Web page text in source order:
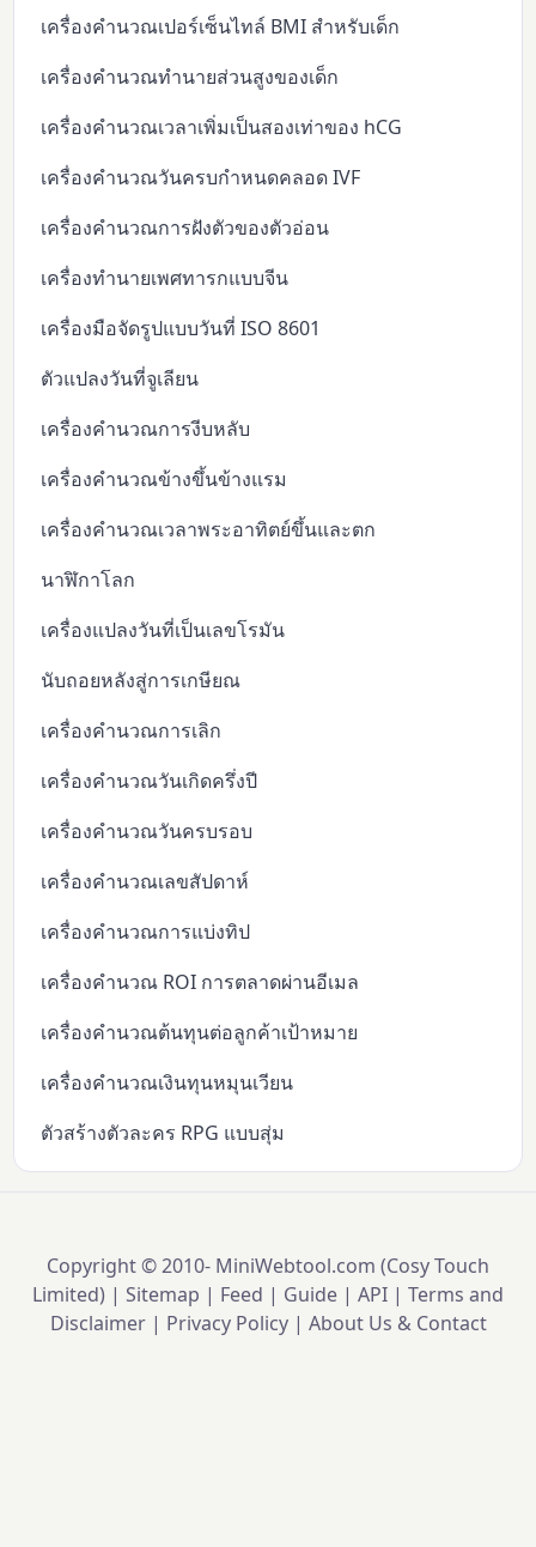
เครื่องคำนวณเปอร์เซ็นไทล์ BMI สำหรับเด็ก
เครื่องคำนวณทำนายส่วนสูงของเด็ก
เครื่องคำนวณเวลาเพิ่มเป็นสองเท่าของ hCG
เครื่องคำนวณวันครบกำหนดคลอด IVF
เครื่องคำนวณการฝังตัวของตัวอ่อน
เครื่องทำนายเพศทารกแบบจีน
เครื่องมือจัดรูปแบบวันที่ ISO 8601
ตัวแปลงวันที่จูเลียน
เครื่องคำนวณการงีบหลับ
เครื่องคำนวณข้างขึ้นข้างแรม
เครื่องคำนวณเวลาพระอาทิตย์ขึ้นและตก
นาฬิกาโลก
เครื่องแปลงวันที่เป็นเลขโรมัน
นับถอยหลังสู่การเกษียณ
เครื่องคำนวณการเลิก
เครื่องคำนวณวันเกิดครึ่งปี
เครื่องคำนวณวันครบรอบ
เครื่องคำนวณเลขสัปดาห์
เครื่องคำนวณการแบ่งทิป
เครื่องคำนวณ ROI การตลาดผ่านอีเมล
เครื่องคำนวณต้นทุนต่อลูกค้าเป้าหมาย
เครื่องคำนวณเงินทุนหมุนเวียน
ตัวสร้างตัวละคร RPG แบบสุ่ม
Copyright © 2010- MiniWebtool.com (Cosy Touch
Limited) | Sitemap | Feed | Guide | API | Terms and
Disclaimer| Privacy Policy| About Us & Contact